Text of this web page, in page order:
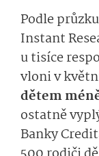
Podle
Instant
u tisíce
vloni v
dětem
ostatně
Banky